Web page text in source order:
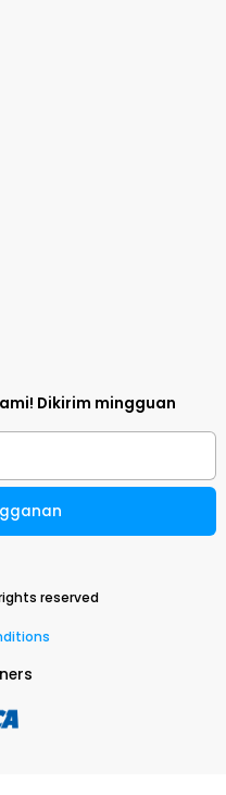
Dikirim mingguan
reserved